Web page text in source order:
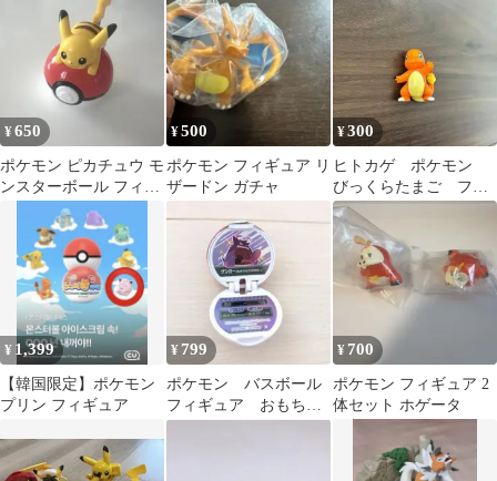
ホーホー
¥650
ポケモン ピカチュウ モ
ンスターボール フィギ
¥500
ポケモン フィギュア リ
ザードン ガチャ
¥300
ヒトカゲ ポケモン
びっくらたまご フィ
ギュア
¥ 1,399
【韓国限定】ポケモン
プリン フィギュア
¥ 799
ポケモン バスボール
フィギュア おもち
ゃ ゲンガー
¥ 700
ポケモン フィギュア 2
体セット ホゲータ